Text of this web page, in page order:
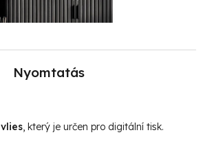
Nyomtatás
vlies, který je určen pro digitální tisk.